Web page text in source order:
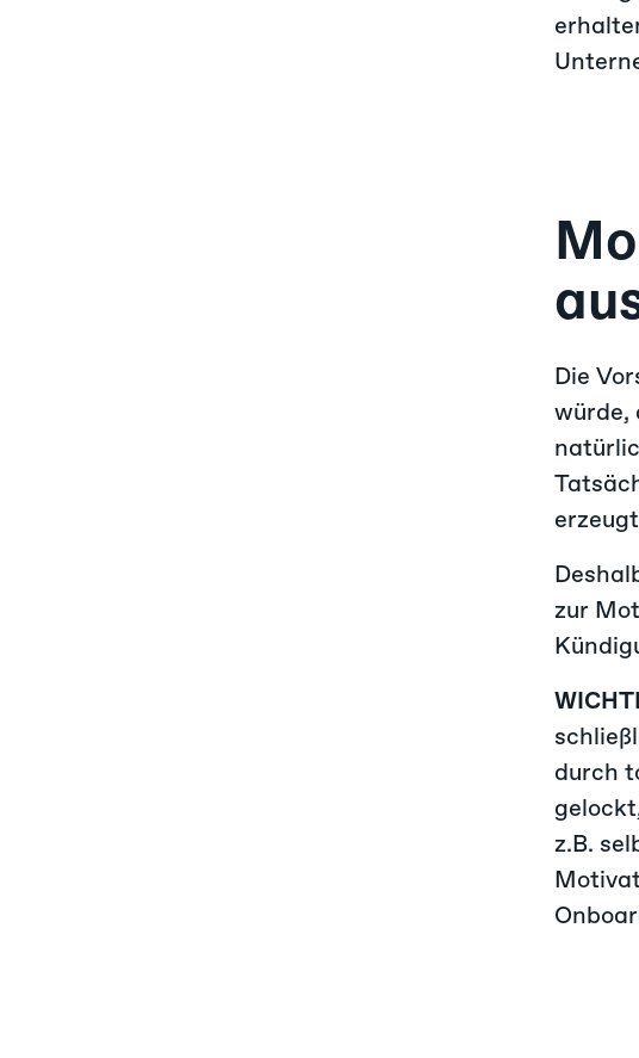
Die
würde,
zur
durch
z.B.